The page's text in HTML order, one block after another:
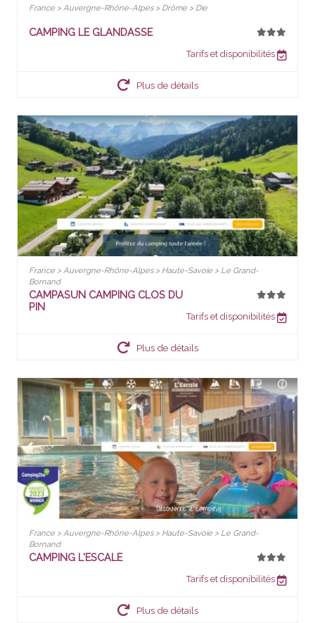
France > Auvergne-Rhône-Alpes > Drôme > Die
CAMPING LE GLANDASSE
Tarifs et disponibilités
Plus de détails
France > Auvergne-Rhône-Alpes > Haute-Savoie > Le Grand-
Bornand
CAMPASUN CAMPING CLOS DU
PIN
Tarifs et disponibilités
Plus de détails
France > Auvergne-Rhône-Alpes > Haute-Savoie > Le Grand-
Bornand
CAMPING L'ESCALE
Tarifs et disponibilités
Plus de détails